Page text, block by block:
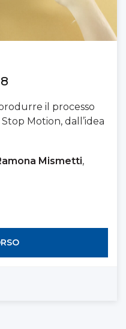
il processo
Motion, dall’idea
Mismetti,